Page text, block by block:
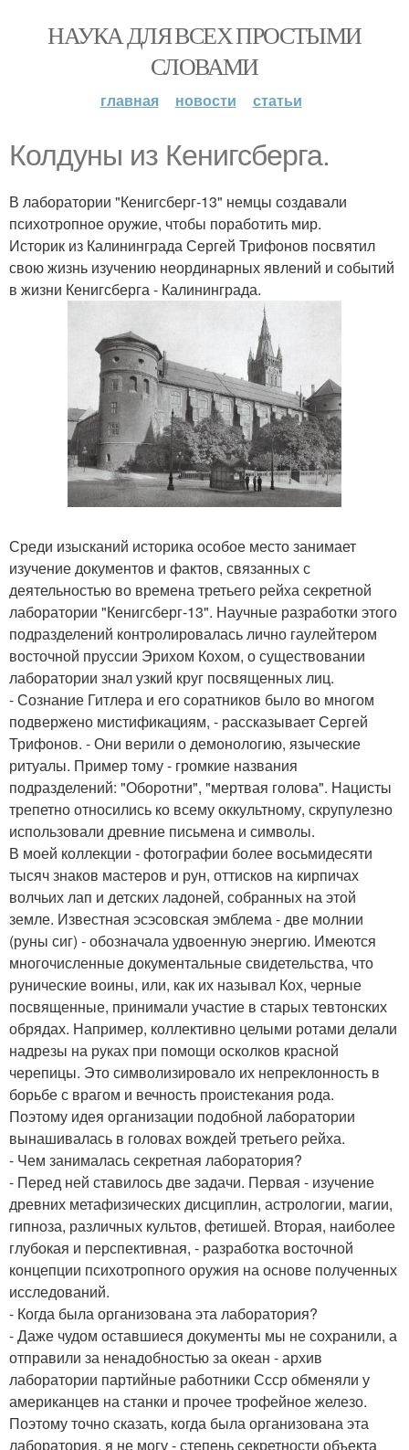
НАУКА ДЛЯ ВСЕХ ПРОСТЫМИ
СЛОВАМИ
главная новости статьи
Колдуны из Кенигсберга.
В лаборатории "Кенигсберг-13" немцы создавали
психотропное оружие, чтобы поработить мир.
Историк из Калининграда Сергей Трифонов посвятил
свою жизнь изучению неординарных явлений и событий
в жизни Кенигсберга - Калининграда.
Среди изысканий историка особое место занимает
изучение документов и фактов, связанных с
деятельностью во времена третьего рейха секретной
лаборатории "Кенигсберг-13". Научные разработки этого
подразделений контролировалась лично гаулейтером
восточной пруссии Эрихом Кохом, о существовании
лаборатории знал узкий круг посвященных лиц.
- Сознание Гитлера и его соратников было во многом
подвержено мистификациям, - рассказывает Сергей
Трифонов. - Они верили о демонологию, языческие
ритуалы. Пример тому - громкие названия
подразделений: "Оборотни", "мертвая голова". Нацисты
трепетно относились ко всему оккультному, скрупулезно
использовали древние письмена и символы.
В моей коллекции - фотографии более восьмидесяти
тысяч знаков мастеров и рун, оттисков на кирпичах
волчьих лап и детских ладоней, собранных на этой
земле. Известная эсэсовская эмблема - две молнии
(руны сиг) - обозначала удвоенную энергию. Имеются
многочисленные документальные свидетельства, что
рунические воины, или, как их называл Кох, черные
посвященные, принимали участие в старых тевтонских
обрядах. Например, коллективно целыми ротами делали
надрезы на руках при помощи осколков красной
черепицы. Это символизировало их непреклонность в
борьбе с врагом и вечность проистекания рода.
Поэтому идея организации подобной лаборатории
вынашивалась в головах вождей третьего рейха.
- Чем занималась секретная лаборатория?
- Перед ней ставилось две задачи. Первая - изучение
древних метафизических дисциплин, астрологии, магии,
гипноза, различных культов, фетишей. Вторая, наиболее
глубокая и перспективная, - разработка восточной
концепции психотропного оружия на основе полученных
исследований.
- Когда была организована эта лаборатория?
- Даже чудом оставшиеся документы мы не сохранили, а
отправили за ненадобностью за океан - архив
лаборатории партийные работники Ссср обменяли у
американцев на станки и прочее трофейное железо.
Поэтому точно сказать, когда была организована эта
лаборатория, я не могу - степень секретности объекта